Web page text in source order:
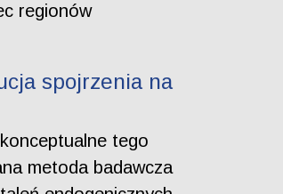
regionów
spojrzenia na
tego
metoda badawcza